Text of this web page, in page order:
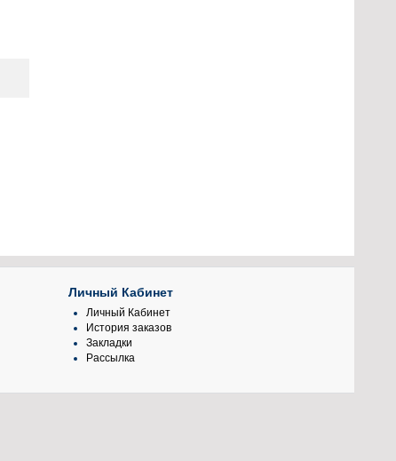
Личный Кабинет
Личный Кабинет
История заказов
Закладки
Рассылка